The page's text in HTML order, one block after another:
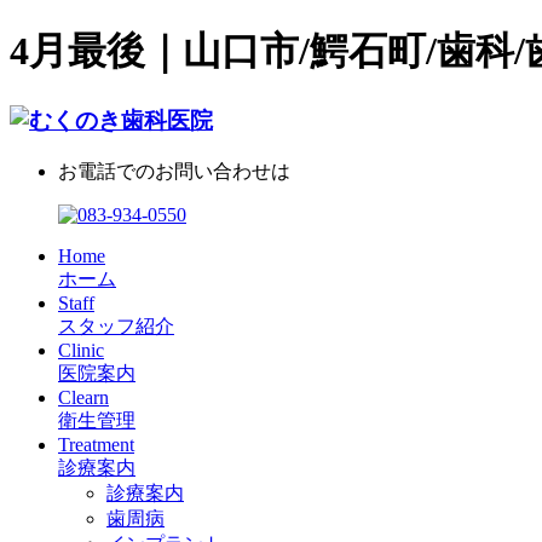
4月最後｜山口市/鰐石町/歯科/
お電話でのお問い合わせは
Home
ホーム
Staff
スタッフ紹介
Clinic
医院案内
Clearn
衛生管理
Treatment
診療案内
診療案内
歯周病